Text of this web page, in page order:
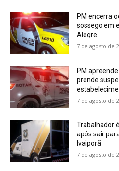
PM encerra
sossego em
Alegre
7 de agosto de
PM
prende
7 de agosto de
Trabalhador
após sair
Ivaiporã
7 de agosto de